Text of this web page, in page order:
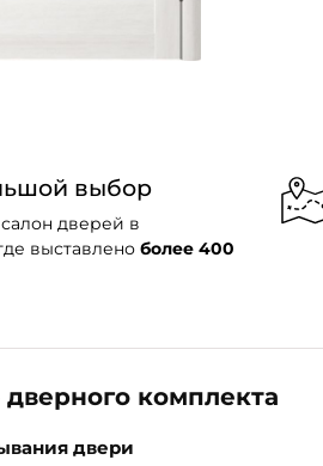
выбор
дверей в
выставлено более 400
дверного комплекта
двери